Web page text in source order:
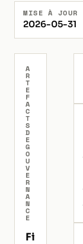
MISE À JOUR
2026-05-31
A
R
T
E
F
A
C
T
S
D
E
G
O
U
V
E
R
N
A
N
C
E
Fi